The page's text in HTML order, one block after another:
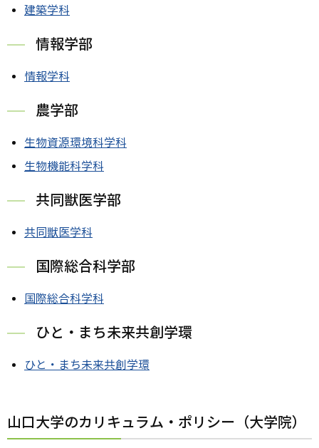
建築学科
情報学部
情報学科
農学部
生物資源環境科学科
生物機能科学科
共同獣医学部
共同獣医学科
国際総合科学部
国際総合科学科
ひと・まち未来共創学環
ひと・まち未来共創学環
山口大学のカリキュラム・ポリシー（大学院）